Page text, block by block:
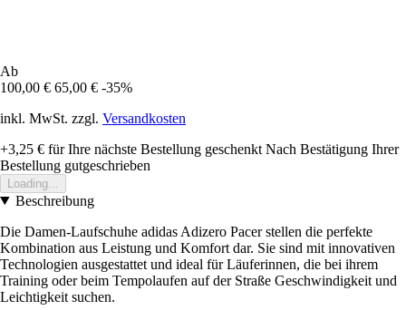
Ab
100,00 € 65,00 € -35%
inkl. MwSt. zzgl. Versandkosten
+3,25 € für Ihre nächste Bestellung geschenkt Nach Bestätigung Ihrer
Bestellung gutgeschrieben
Loading...
Beschreibung
Die Damen-Laufschuhe adidas Adizero Pacer stellen die perfekte
Kombination aus Leistung und Komfort dar. Sie sind mit innovativen
Technologien ausgestattet und ideal für Läuferinnen, die bei ihrem
Training oder beim Tempolaufen auf der Straße Geschwindigkeit und
Leichtigkeit suchen.